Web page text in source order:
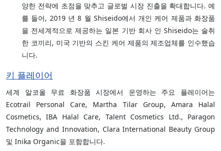
양한 전략에 초점을 맞추고 글로벌 시장 진출을 확대합니다. 예
를 들어, 2019 년 8 월 Shiseido에서 개인 케어 제품과 화장품
을 전세계적으로 제공하는 일본 기반 회사 인 Shiseido는 술취
한 코끼리, 미국 기반의 스킨 케어 제품의 제조업체를 인수했습
니다.
키 플레이어
세계 알코올 무료 화장품 시장에서 운영하는 주요 플레이어는
Ecotrail Personal Care, Martha Tilar Group, Amara Halal
Cosmetics, IBA Halal Care, Talent Cosmetics Ltd., Paragon
Technology and Innovation, Clara International Beauty Group
및 Inika Organic을 포함합니다.